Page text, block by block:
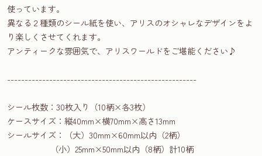
使っています。
異なる２種類のシール紙を使い、アリスのオシャレなデザインをよ
り楽しくさせてくれます。
アンティークな雰囲気で、アリスワールドをご堪能ください♪
------------------------------------------------------
シール枚数：30枚入り（10柄×各3枚）
ケースサイズ：縦40mm×横70mm×高さ13mm
シールサイズ：（大）30mm×60mm以内（2柄）
（小）25mm×50mm以内（8柄）計10柄